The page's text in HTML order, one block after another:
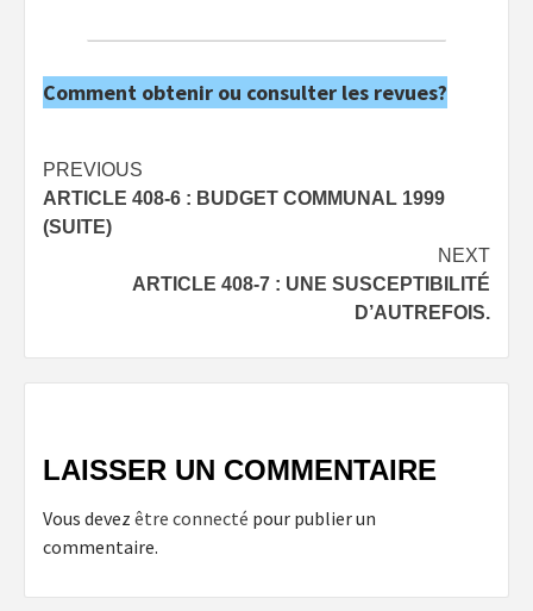
Comment obtenir ou consulter les revues?
Post
navigation
PREVIOUS
ARTICLE 408-6 : BUDGET COMMUNAL 1999
(SUITE)
NEXT
ARTICLE 408-7 : UNE SUSCEPTIBILITÉ
D’AUTREFOIS.
LAISSER UN COMMENTAIRE
Vous devez être connecté pour publier un
commentaire.